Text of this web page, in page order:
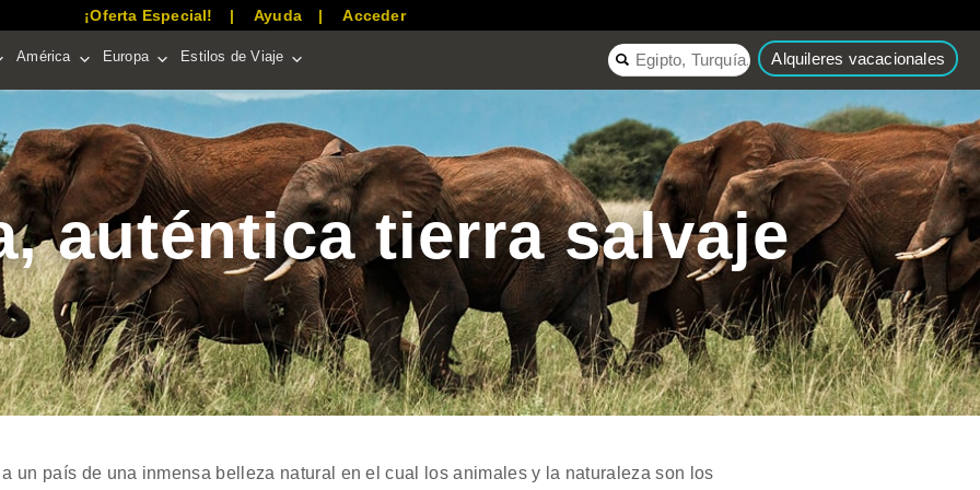
Alquileres vacacionales
¡Oferta Especial! Ayuda Acceder
América Europa Estilos de Viaje
auténtica tierra salvaje
un país de una inmensa belleza natural en el cual los animales y la naturaleza son los